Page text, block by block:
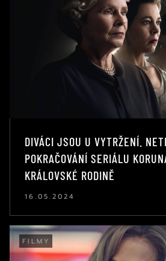
DIVÁCI JSOU U VYTRŽENÍ.
POKRAČOVÁNÍ SERIÁLU
KRÁLOVSKÉ RODINĚ
16.05.2024
FILMY